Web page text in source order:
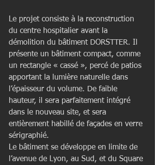
Le projet consiste à la reconstruction
du centre hospitalier avant la
démolition du bâtiment DORSTTER. Il
présente un bâtiment compact, comme
un rectangle « cassé », percé de patios
apportant la lumière naturelle dans
l’épaisseur du volume. De faible
hauteur, il sera parfaitement intégré
dans le nouveau site, et sera
entièrement habillé de façades en verre
sérigraphié.
Le bâtiment se développe en limite de
l’avenue de Lyon, au Sud, et du Square